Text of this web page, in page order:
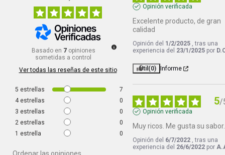
Basado en 7 opiniones
sometidas a control
Ver todas las reseñas de este sitio
5 estrellas
7
4 estrellas
0
3 estrellas
0
2 estrellas
0
1 estrella 0
Opinión verificada
Excelente producto, de gran
calidad
Opinión del 1/2/2025 , tras una
experiencia del 23/1/2025 por
Útil (0) Informe
5/
Opinión verificada
Muy ricos. Me gusta su sabor.
Opinión del 6/7/2022 , tras una
experiencia del 26/6/2022 por